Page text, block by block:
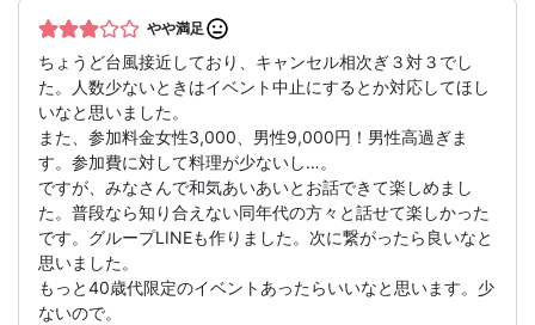
やや満足
ちょうど台風接近しており、キャンセル相次ぎ３対３でし
た。人数少ないときはイベント中止にするとか対応してほし
いなと思いました。
また、参加料金女性3,000、男性9,000円！男性高過ぎま
す。参加費に対して料理が少ないし…。
ですが、みなさんで和気あいあいとお話できて楽しめまし
た。普段なら知り合えない同年代の方々と話せて楽しかった
です。グループLINEも作りました。次に繋がったら良いなと
思いました。
もっと40歳代限定のイベントあったらいいなと思います。少
ないので。